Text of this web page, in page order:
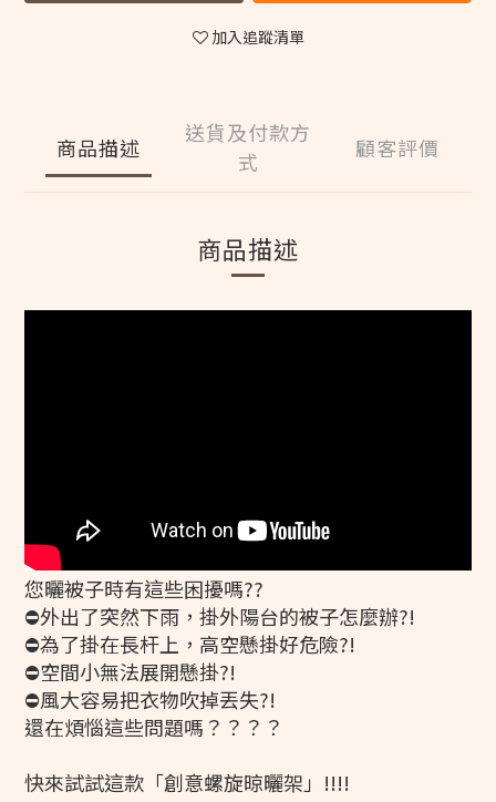
加入追蹤清單
商品描述
送貨及付款方
式
顧客評價
商品描述
您曬被子時有這些困擾嗎??
⛔️外出了突然下雨，掛外陽台的被子怎麼辦?!
⛔️為了掛在長杆上，高空懸掛好危險?!
⛔️空間小無法展開懸掛?!
⛔️風大容易把衣物吹掉丟失?!
還在煩惱這些問題嗎？？？？
快來試試這款「創意螺旋晾曬架」!!!!